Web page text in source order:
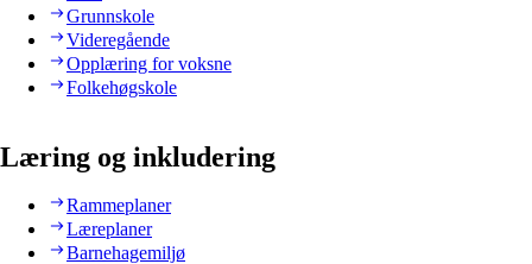
Grunnskole
Videregående
Opplæring for voksne
Folkehøgskole
Læring og inkludering
Rammeplaner
Læreplaner
Barnehagemiljø